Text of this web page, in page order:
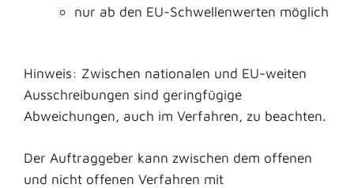
nur ab den EU-Schwellenwerten möglich
Hinweis: Zwischen nationalen und EU-weiten
Ausschreibungen sind geringfügige
Abweichungen, auch im Verfahren, zu beachten.
Der Auftraggeber kann zwischen dem offenen
und nicht offenen Verfahren mit